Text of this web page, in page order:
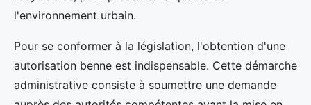
l'environnement urbain.
Pour se conformer à la législation, l'obtention d'une
autorisation benne est indispensable. Cette démarche
administrative consiste à soumettre une demande